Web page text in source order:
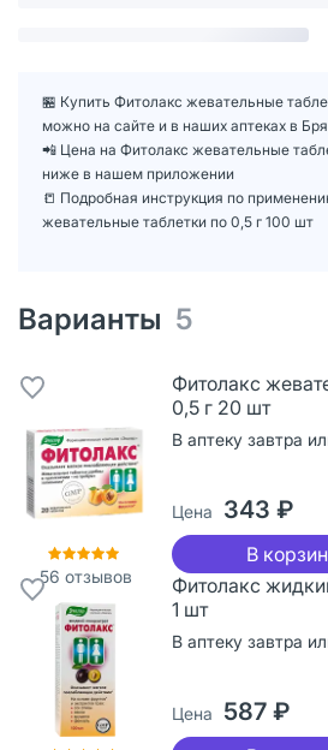
🏪 Купить Фитолакс жевательные
можно на сайте и в наших аптеках в
📲 Цена на Фитолакс жевательные
ниже в нашем приложении
📒 Подробная инструкция по
жевательные таблетки по 0,5 г 100 шт
Варианты 5
56 отзывов
Фитолакс
0,5 г 20 шт
В аптеку завтра
Цена 343 ₽
В
Фитолакс
1 шт
В аптеку завтра
Цена 587 ₽